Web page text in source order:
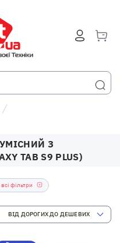
З
TAB S9 PLUS)
фільтри